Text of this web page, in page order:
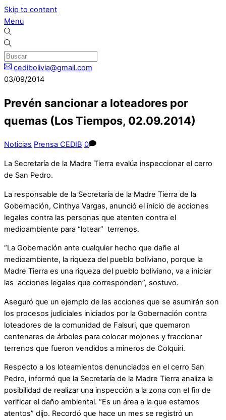
Skip to content
Menu
cedibolivia@gmail.com
03/09/2014
Prevén sancionar a loteadores por
quemas (Los Tiempos, 02.09.2014)
Noticias Prensa CEDIB 0
La Secretaría de la Madre Tierra evalúa inspeccionar el cerro
de San Pedro.
La responsable de la Secretaría de la Madre Tierra de la
Gobernación, Cinthya Vargas, anunció el inicio de acciones
legales contra las personas que atenten contra el
medioambiente para “lotear” terrenos.
“La Gobernación ante cualquier hecho que dañe al
medioambiente, la riqueza del pueblo boliviano, porque la
Madre Tierra es una riqueza del pueblo boliviano, va a iniciar
las acciones legales que corresponden”, sostuvo.
Aseguró que un ejemplo de las acciones que se asumirán son
los procesos judiciales iniciados por la Gobernación contra
loteadores de la comunidad de Falsuri, que quemaron
centenares de árboles para colocar mojones y fraccionar
terrenos que fueron vendidos a mineros de Colquiri.
Respecto a los loteamientos denunciados en el cerro San
Pedro, informó que la Secretaría de la Madre Tierra analiza la
posibilidad de realizar una inspección a la zona con el fin de
verificar el daño ambiental. “Es un área a la que estamos
atentos” dijo. Recordó que hace un mes se registró un